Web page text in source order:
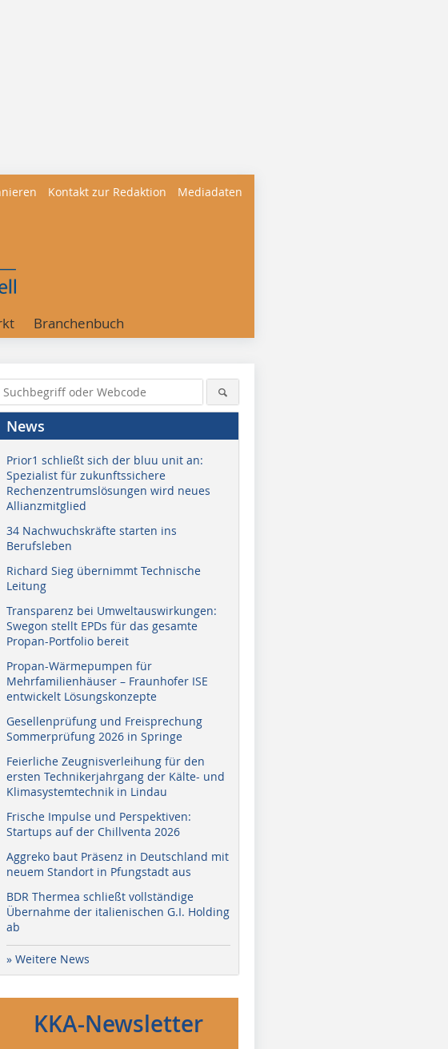
Kontakt zur Redaktion Mediadaten
Branchenbuch
News
Prior1 schließt sich der bluu unit an:
Spezialist für zukunftssichere
Rechenzentrumslösungen wird neues
Allianzmitglied
34 Nachwuchskräfte starten ins
Berufsleben
Richard Sieg übernimmt Technische
Leitung
Transparenz bei Umweltauswirkungen:
Swegon stellt EPDs für das gesamte
Propan-Portfolio bereit
Propan-Wärmepumpen für
Mehrfamilienhäuser – Fraunhofer ISE
entwickelt Lösungskonzepte
Gesellenprüfung und Freisprechung
Sommerprüfung 2026 in Springe
Feierliche Zeugnisverleihung für den
ersten Technikerjahrgang der Kälte- und
Klimasystemtechnik in Lindau
Frische Impulse und Perspektiven:
Startups auf der Chillventa 2026
Aggreko baut Präsenz in Deutschland mit
neuem Standort in Pfungstadt aus
BDR Thermea schließt vollständige
Übernahme der italienischen G.I. Holding
ab
» Weitere News
KKA-Newsletter